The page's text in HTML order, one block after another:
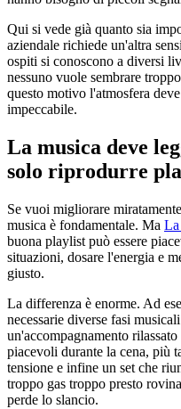
Qui si vede già quanto sia
aziendale richiede un'altra
ospiti si conoscono a diversi
nessuno vuole sembrare
questo motivo l'atmosfera
impeccabile.
La musica deve
solo riprodurre
Se vuoi migliorare
musica è fondamentale. Ma La
buona playlist può essere
situazioni, dosare l'energia e
giusto.
La differenza è enorme. Ad
necessarie diverse fasi
un'accompagnamento
piacevoli durante la cena, più
tensione e infine un set che
troppo gas troppo presto
perde lo slancio.